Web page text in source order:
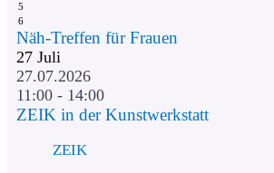
5
6
Näh-Treffen für Frauen
27 Juli
27.07.2026
11:00 - 14:00
ZEIK in der Kunstwerkstatt
ZEIK